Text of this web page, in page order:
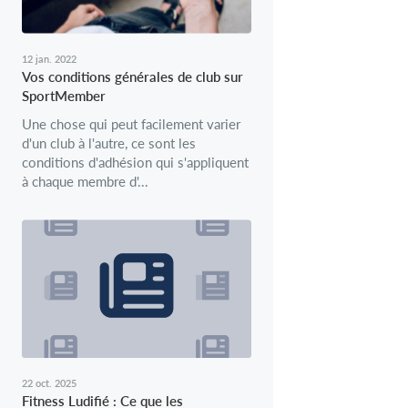
12 jan. 2022
Vos conditions générales de club sur
SportMember
Une chose qui peut facilement varier
d'un club à l'autre, ce sont les
conditions d'adhésion qui s'appliquent
à chaque membre d'...
22 oct. 2025
Fitness Ludifié : Ce que les